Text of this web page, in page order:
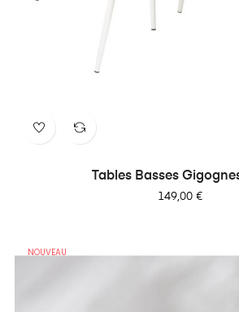
Tables Basses
Prix
149,00 €
NOUVEAU